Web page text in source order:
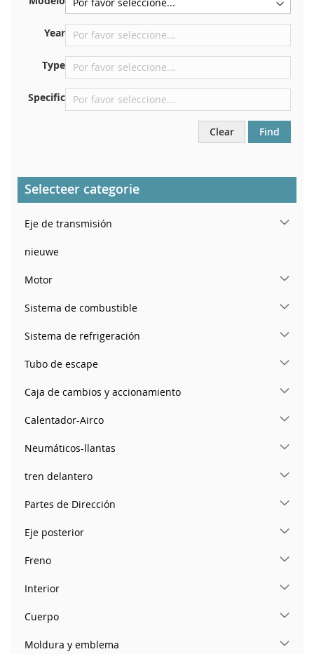
Centrar contra el mamparo debajo del capó.
Justo en el compartimento del motor.
En el pilar de la puerta trasera derecha
Year
Type
Specific
Clear Find
Selecteer categorie
Eje de transmisión
nieuwe
Motor
Sistema de combustible
Sistema de refrigeración
Tubo de escape
Caja de cambios y accionamiento
Calentador-Airco
Neumáticos-llantas
tren delantero
Partes de Dirección
Eje posterior
Freno
Interior
Cuerpo
Moldura y emblema